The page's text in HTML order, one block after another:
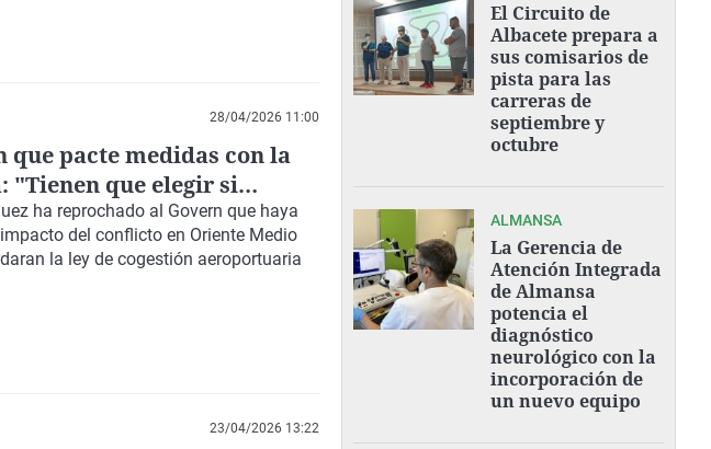
28/04/2026 11:00
que pacte medidas con la
"Tienen que elegir si
ha reprochado al Govern que haya
del conflicto en Oriente Medio
la ley de cogestión aeroportuaria
23/04/2026 13:22
El Circuito de
Albacete prepara a
sus comisarios de
pista para las
carreras de
septiembre y
octubre
ALMANSA
La Gerencia de
Atención Integrada
de Almansa
potencia el
diagnóstico
neurológico con la
incorporación de
un nuevo equipo